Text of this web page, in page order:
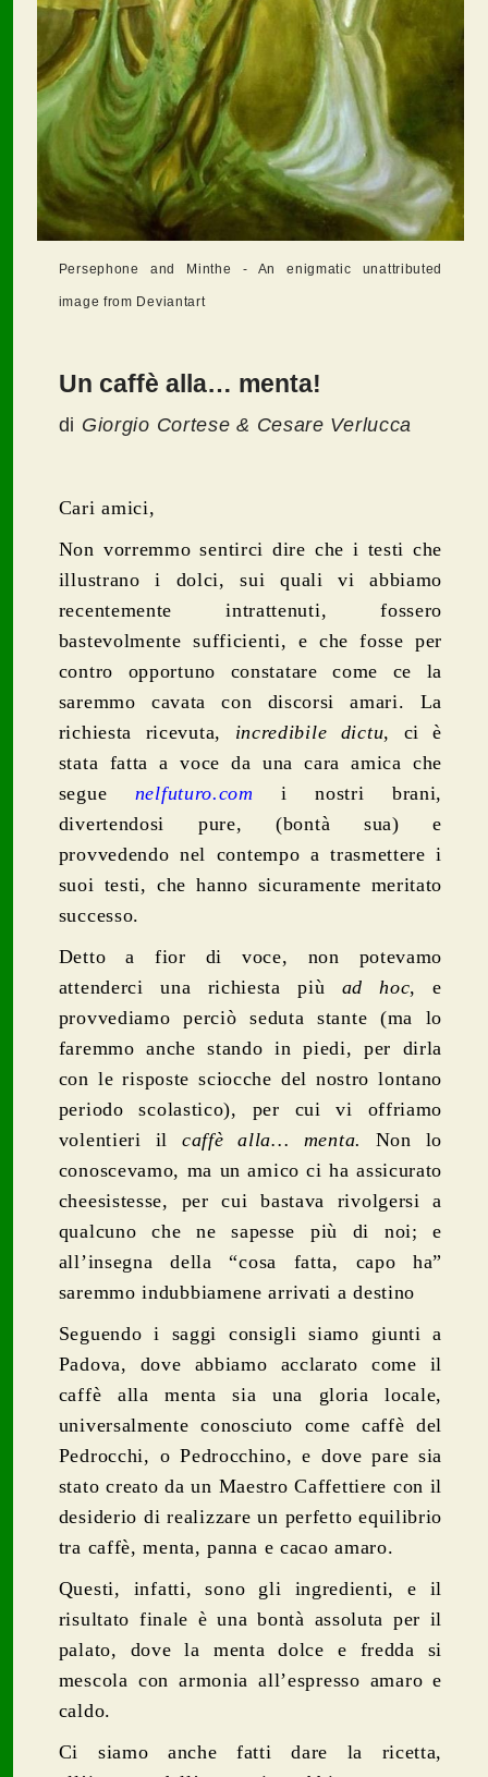
Persephone and Minthe - An enigmatic unattributed
image from Deviantart
Un caffè alla… menta!
di Giorgio Cortese & Cesare Verlucca
Cari amici,
Non vorremmo sentirci dire che i testi che
illustrano i dolci, sui quali vi abbiamo
recentemente intrattenuti, fossero
bastevolmente sufficienti, e che fosse per
contro opportuno constatare come ce la
saremmo cavata con discorsi amari. La
richiesta ricevuta, incredibile dictu, ci è
stata fatta a voce da una cara amica che
segue nelfuturo.com i nostri brani,
divertendosi pure, (bontà sua) e
provvedendo nel contempo a trasmettere i
suoi testi, che hanno sicuramente meritato
successo.
Detto a fior di voce, non potevamo
attenderci una richiesta più ad hoc, e
provvediamo perciò seduta stante (ma lo
faremmo anche stando in piedi, per dirla
con le risposte sciocche del nostro lontano
periodo scolastico), per cui vi offriamo
volentieri il caffè alla… menta. Non lo
conoscevamo, ma un amico ci ha assicurato
cheesistesse, per cui bastava rivolgersi a
qualcuno che ne sapesse più di noi; e
all’insegna della “cosa fatta, capo ha”
saremmo indubbiamene arrivati a destino
Seguendo i saggi consigli siamo giunti a
Padova, dove abbiamo acclarato come il
caffè alla menta sia una gloria locale,
universalmente conosciuto come caffè del
Pedrocchi, o Pedrocchino, e dove pare sia
stato creato da un Maestro Caffettiere con il
desiderio di realizzare un perfetto equilibrio
tra caffè, menta, panna e cacao amaro.
Questi, infatti, sono gli ingredienti, e il
risultato finale è una bontà assoluta per il
palato, dove la menta dolce e fredda si
mescola con armonia all’espresso amaro e
caldo.
Ci siamo anche fatti dare la ricetta,